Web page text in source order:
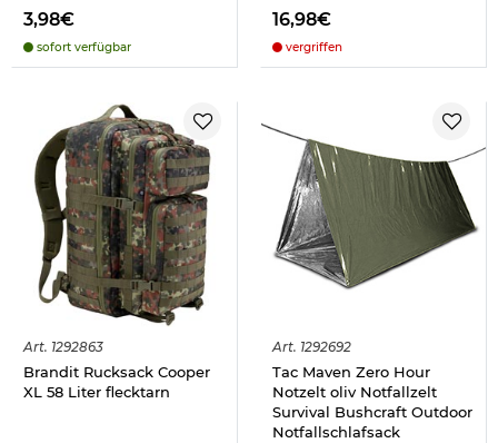
3,98€
sofort verfügbar
16,98€
vergriffen
Art. 1292863
Brandit Rucksack Cooper
XL 58 Liter flecktarn
Art. 1292692
Tac Maven Zero Hour
Notzelt oliv Notfallzelt
Survival Bushcraft Outdoor
Notfallschlafsack